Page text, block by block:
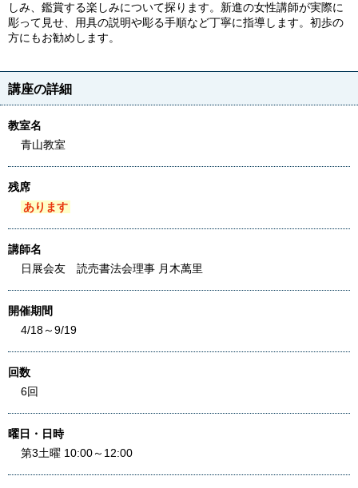
しみ、鑑賞する楽しみについて探ります。新進の女性講師が実際に
彫って見せ、用具の説明や彫る手順など丁寧に指導します。初歩の
方にもお勧めします。
講座の詳細
教室名
青山教室
残席
あります
講師名
日展会友 読売書法会理事 月木萬里
開催期間
4/18～9/19
回数
6回
曜日・日時
第3土曜 10:00～12:00